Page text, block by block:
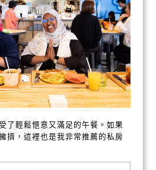
了輕鬆愜意又滿足的午餐。如果
擠，這裡也是我非常推薦的私房